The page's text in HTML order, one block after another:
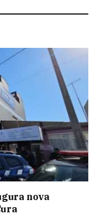
nova